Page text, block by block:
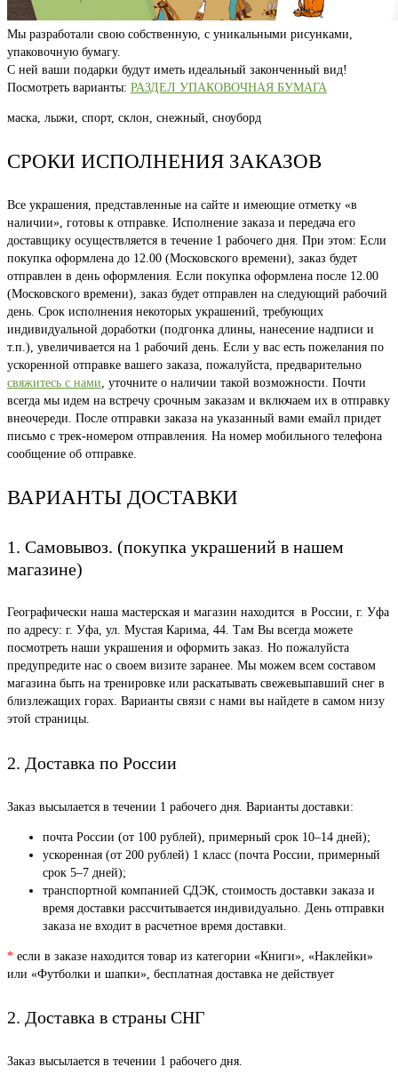
Мы разработали свою собственную, с уникальными рисунками,
упаковочную бумагу.
С ней ваши подарки будут иметь идеальный законченный вид!
Посмотреть варианты: РАЗДЕЛ УПАКОВОЧНАЯ БУМАГА
маска, лыжи, спорт, склон, снежный, сноуборд
СРОКИ ИСПОЛНЕНИЯ ЗАКАЗОВ
Все украшения, представленные на сайте и имеющие отметку «в
наличии», готовы к отправке. Исполнение заказа и передача его
доставщику осуществляется в течение 1 рабочего дня. При этом: Если
покупка оформлена до 12.00 (Московского времени), заказ будет
отправлен в день оформления. Если покупка оформлена после 12.00
(Московского времени), заказ будет отправлен на следующий рабочий
день. Срок исполнения некоторых украшений, требующих
индивидуальной доработки (подгонка длины, нанесение надписи и
т.п.), увеличивается на 1 рабочий день. Если у вас есть пожелания по
ускоренной отправке вашего заказа, пожалуйста, предварительно
свяжитесь с нами, уточните о наличии такой возможности. Почти
всегда мы идем на встречу срочным заказам и включаем их в отправку
внеочереди. После отправки заказа на указанный вами емайл придет
письмо с трек-номером отправления. На номер мобильного телефона
сообщение об отправке.
ВАРИАНТЫ ДОСТАВКИ
1. Самовывоз. (покупка украшений в нашем
магазине)
Географически наша мастерская и магазин находится в России, г. Уфа
по адресу: г. Уфа, ул. Мустая Карима, 44. Там Вы всегда можете
посмотреть наши украшения и оформить заказ. Но пожалуйста
предупредите нас о своем визите заранее. Мы можем всем составом
магазина быть на тренировке или раскатывать свежевыпавший снег в
близлежащих горах. Варианты связи с нами вы найдете в самом низу
этой страницы.
2. Доставка по России
Заказ высылается в течении 1 рабочего дня. Варианты доставки:
почта России (от 100 рублей), примерный срок 10–14 дней);
ускоренная (от 200 рублей) 1 класс (почта России, примерный
срок 5–7 дней);
транспортной компанией СДЭК, стоимость доставки заказа и
время доставки рассчитывается индивидуально. День отправки
заказа не входит в расчетное время доставки.
* если в заказе находится товар из категории «Книги», «Наклейки»
или «Футболки и шапки», бесплатная доставка не действует
2. Доставка в страны СНГ
Заказ высылается в течении 1 рабочего дня.